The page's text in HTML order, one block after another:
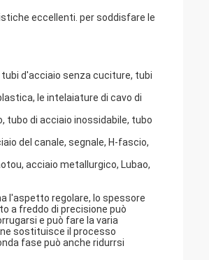
eccellenti. per soddisfare le
d'acciaio senza cuciture, tubi
le intelaiature di cavo di
tubo di acciaio inossidabile, tubo
del canale, segnale, H-fascio,
acciaio metallurgico, Lubao,
l'aspetto regolare, lo spessore
a freddo di precisione può
e può fare la varia
sostituisce il processo
fase può anche ridurrsi